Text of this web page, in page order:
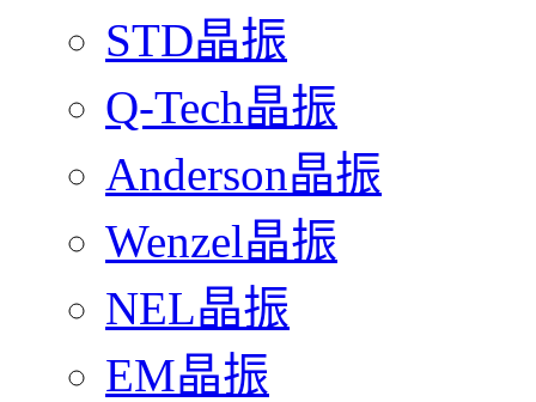
STD晶振
Q-Tech晶振
Anderson晶振
Wenzel晶振
NEL晶振
EM晶振